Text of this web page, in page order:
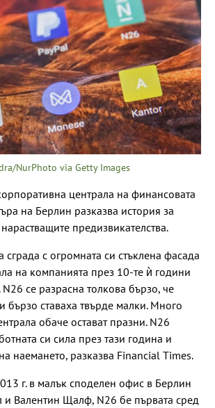
NurPhoto via Getty Images
централа на финансовата
на Берлин разказва история за
предизвикателства.
сграда с огромната си стъклена фасада
на компанията през 10-те ѝ години
N26 се разрасна толкова бързо, че
бързо ставаха твърде малки. Много
обаче остават празни. N26
си сила през тази година и
наемането, разказва Financial Times.
г. в малък споделен офис в Берлин
и Валентин Щалф, N26 бе първата сред